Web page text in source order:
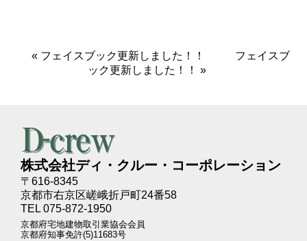
« フェイスブック更新しました！！
フェイスブ
ック更新しました！！
»
株式会社ディ・クルー・コーポレーション
〒616-8345
京都市右京区嵯峨折戸町24番58
TEL 075-872-1950
京都府宅地建物取引業協会会員
京都府知事免許(5)11683号